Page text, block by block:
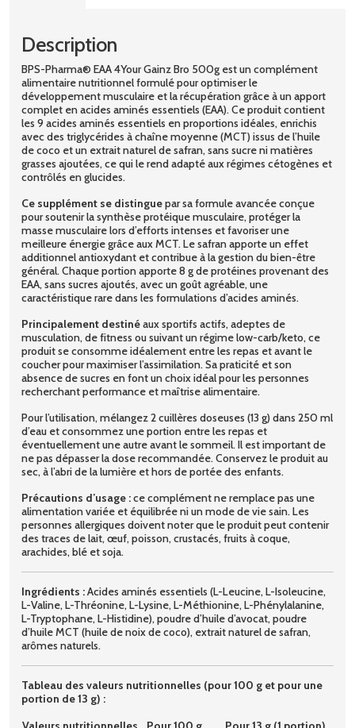
Description
BPS-Pharma® EAA 4Your Gainz Bro 500g est un complément
alimentaire nutritionnel formulé pour optimiser le
développement musculaire et la récupération grâce à un apport
complet en acides aminés essentiels (EAA). Ce produit contient
les 9 acides aminés essentiels en proportions idéales, enrichis
avec des triglycérides à chaîne moyenne (MCT) issus de l’huile
de coco et un extrait naturel de safran, sans sucre ni matières
grasses ajoutées, ce qui le rend adapté aux régimes cétogènes et
contrôlés en glucides.
Ce supplément se distinguepar sa formule avancée conçue
pour soutenir la synthèse protéique musculaire, protéger la
masse musculaire lors d’efforts intenses et favoriser une
meilleure énergie grâce aux MCT. Le safran apporte un effet
additionnel antioxydant et contribue à la gestion du bien-être
général. Chaque portion apporte 8 g de protéines provenant des
EAA, sans sucres ajoutés, avec un goût agréable, une
caractéristique rare dans les formulations d’acides aminés.
Principalement destinéaux sportifs actifs, adeptes de
musculation, de fitness ou suivant un régime low-carb/keto, ce
produit se consomme idéalement entre les repas et avant le
coucher pour maximiser l’assimilation. Sa praticité et son
absence de sucres en font un choix idéal pour les personnes
recherchant performance et maîtrise alimentaire.
Pour l’utilisation, mélangez 2 cuillères doseuses (13 g) dans 250 ml
d’eau et consommez une portion entre les repas et
éventuellement une autre avant le sommeil. Il est important de
ne pas dépasser la dose recommandée. Conservez le produit au
sec, à l’abri de la lumière et hors de portée des enfants.
Précautions d’usage :ce complément ne remplace pas une
alimentation variée et équilibrée ni un mode de vie sain. Les
personnes allergiques doivent noter que le produit peut contenir
des traces de lait, œuf, poisson, crustacés, fruits à coque,
arachides, blé et soja.
Ingrédients :Acides aminés essentiels (L-Leucine, L-Isoleucine,
L-Valine, L-Thréonine, L-Lysine, L-Méthionine, L-Phénylalanine,
L-Tryptophane, L-Histidine), poudre d’huile d’avocat, poudre
d’huile MCT (huile de noix de coco), extrait naturel de safran,
arômes naturels.
Tableau des valeurs nutritionnelles (pour 100 g et pour une
portion de 13 g) :